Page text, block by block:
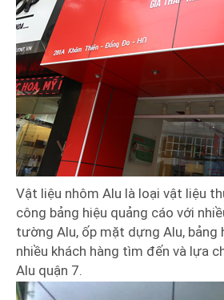
Vật liệu nhôm Alu là loại vật liệu
công bảng hiệu quảng cáo với
tường Alu, ốp mặt dựng Alu, bảng
nhiều khách hàng tìm đến và lựa
Alu quận 7.